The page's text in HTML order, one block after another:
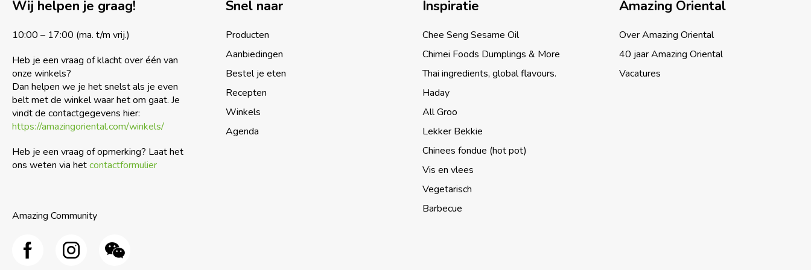
Wij helpen je graag!
10:00 – 17:00 (ma. t/m vrij.)
Heb je een vraag of klacht over één van
onze winkels?
Dan helpen we je het snelst als je even
belt met de winkel waar het om gaat. Je
vindt de contactgegevens hier:
https://amazingoriental.com/winkels/
Heb je een vraag of opmerking? Laat het
ons weten via hetcontactformulier
Amazing Community
Snel naar
Producten
Aanbiedingen
Bestel je eten
Recepten
Winkels
Agenda
Inspiratie
Chee Seng Sesame Oil
Chimei Foods Dumplings & More
Thai ingredients, global flavours.
Haday
All Groo
Lekker Bekkie
Chinees fondue (hot pot)
Vis en vlees
Vegetarisch
Barbecue
Amazing Oriental
Over Amazing Oriental
40 jaar Amazing Oriental
Vacatures